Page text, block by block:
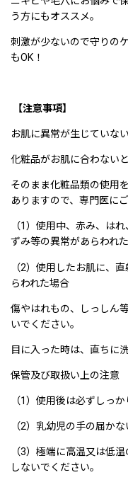
う方にもオススメ。
刺激が少ないので守りの
もOK！
【注意事項】
お肌に異常が生じていな
化粧品がお肌に合わない
そのまま化粧品類の使用
ありますので、専門医に
（1）使用中、赤み、は
ずみ等の異常があらわれ
（2）使用したお肌に、
らわれた場合
傷やはれもの、しっしん
いでください。
目に入った時は、直ちに
保管及び取扱い上の注意
（1）使用後は必ずしっ
（2）乳幼児の手の届か
（3）極端に高温又は低
しないでください。